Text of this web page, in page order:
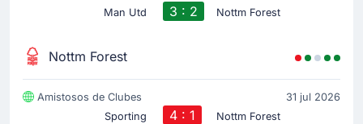
Man Utd
3 : 2 Nottm Forest
Nottm Forest
Amistosos de Clubes
31 jul 2026
Sporting
4 : 1 Nottm Forest